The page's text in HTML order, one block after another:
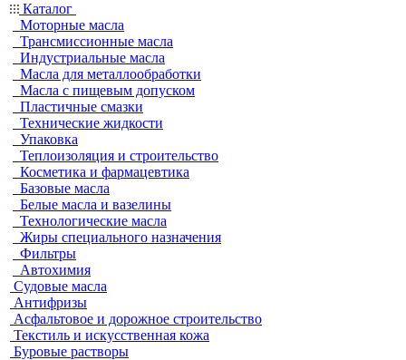
Каталог
Моторные масла
Трансмиссионные масла
Индустриальные масла
Масла для металлообработки
Масла с пищевым допуском
Пластичные смазки
Технические жидкости
Упаковка
Теплоизоляция и строительство
Косметика и фармацевтика
Базовые масла
Белые масла и вазелины
Технологические масла
Жиры специального назначения
Фильтры
Автохимия
Судовые масла
Антифризы
Асфальтовое и дорожное строительство
Текстиль и искусственная кожа
Буровые растворы